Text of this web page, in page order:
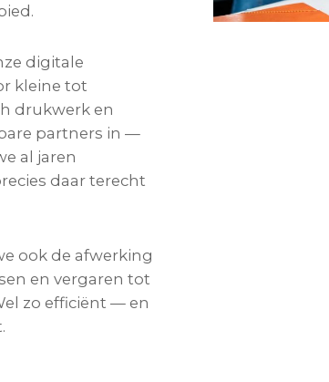
digitale
kleine tot
drukwerk en
partners in —
al jaren
daar terecht
ook de afwerking
en vergaren tot
zo efficiënt — en